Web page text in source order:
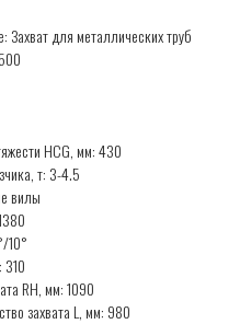
Захват для металлических труб
HCG, мм: 430
т: 3-4.5
вилы
10°
310
RH, мм: 1090
захвата L, мм: 980